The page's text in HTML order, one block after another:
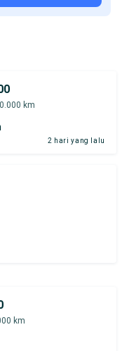
km
2 hari yang lalu
km